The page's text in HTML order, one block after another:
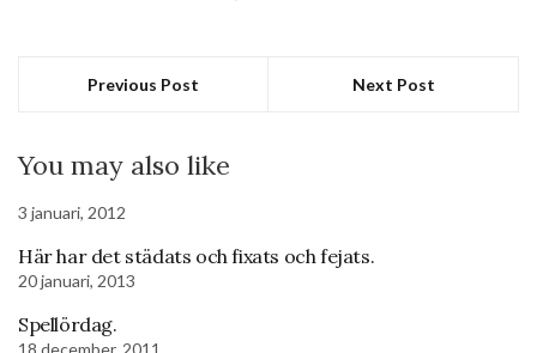
Previous Post Next Post
You may also like
3 januari, 2012
Här har det städats och fixats och fejats.
20 januari, 2013
Spellördag.